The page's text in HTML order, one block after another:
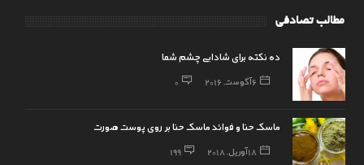
مطالب تصادفی
ده نکته برای شادابی چشم شما
6 آگوست, 2016 0
ماسک حنا و فوائد ماسک حنا بر روی پوست صورت
18 آوریل, 2018 199